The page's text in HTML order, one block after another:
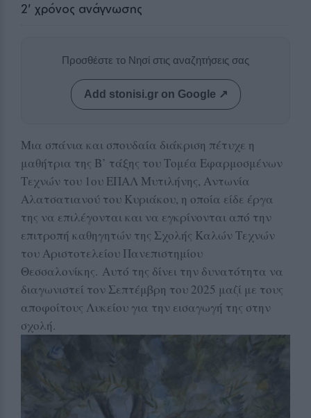
2' χρόνος ανάγνωσης
Προσθέστε το Νησί στις αναζητήσεις σας
Add stonisi.gr on Google ↗
Μια σπάνια και σπουδαία διάκριση πέτυχε η
μαθήτρια της Β’ τάξης του Τομέα Εφαρμοσμένων
Τεχνών του 1ου ΕΠΑΛ Μυτιλήνης, Αντωνία
Αλατσατιανού του Κυριάκου, η οποία είδε έργα
της να επιλέγονται και να εγκρίνονται από την
επιτροπή καθηγητών της Σχολής Καλών Τεχνών
του Αριστοτελείου Πανεπιστημίου
Θεσσαλονίκης. Αυτό της δίνει την δυνατότητα να
διαγωνιστεί τον Σεπτέμβρη του 2025 μαζί με τους
αποφοίτους Λυκείου για την εισαγωγή της στην
σχολή.